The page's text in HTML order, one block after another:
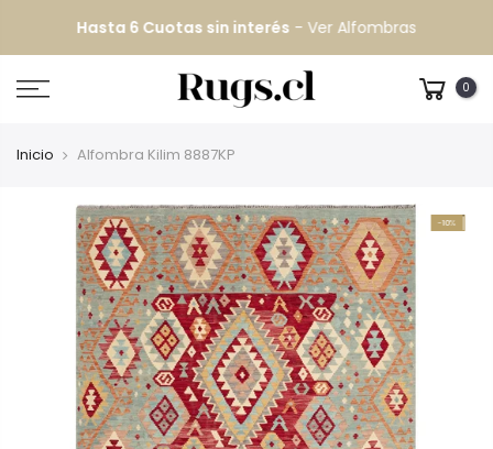
Hasta 6 Cuotas sin interés -Ver Alfombras
0
Inicio Alfombra Kilim 8887KP
-10%